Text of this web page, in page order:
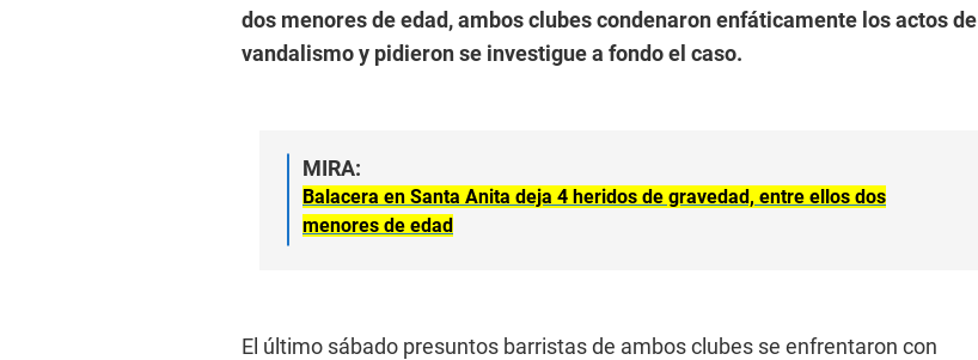
dos menores de edad, ambos clubes condenaron enfáticamente los actos de
vandalismo y pidieron se investigue a fondo el caso.
MIRA:
Balacera en Santa Anita deja 4 heridos de gravedad, entre ellos dos
menores de edad
El último sábado presuntos barristas de ambos clubes se enfrentaron con